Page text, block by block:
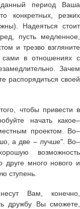
данный период Ваша
конкретных, резких
Надеяться стоит
пусть медленное,
и трезво взгляните
в отношениях с
Зачем
распорядиться своей
чтобы привести в
начать какое–
проектом. Во–
а две – лучше". Во–
возможность
друге много нового и
ступень.
Вам, конечно,
дружбу Вы сможете,